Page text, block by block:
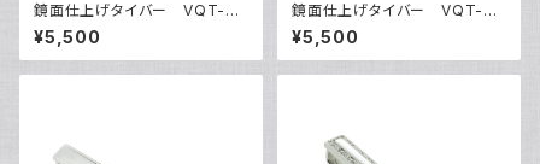
鏡面仕上げタイバー VQT-03
01
¥5,500
鏡面仕上げタイバー VQT-03
02
¥5,500